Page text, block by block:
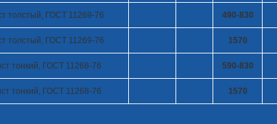
толстый, ГОСТ 11269-76 490-830
толстый, ГОСТ 11269-76 1570
тонкий, ГОСТ 11268-76 590-830
тонкий, ГОСТ 11268-76 1570